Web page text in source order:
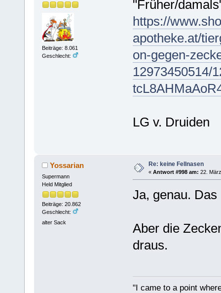
Beiträge: 8.061
Geschlecht:
"Früher/
https://
apotheke.at/
on-gegen-
12973450514/
LG v. Druiden
Yossarian
Supermann
Held Mitglied
Beiträge: 20.862
Geschlecht:
alter Sack
Re: keine Fellnasen
« Antwort #998 am: 22.
Ja, genau.
Aber die
draus.
"I came to a point